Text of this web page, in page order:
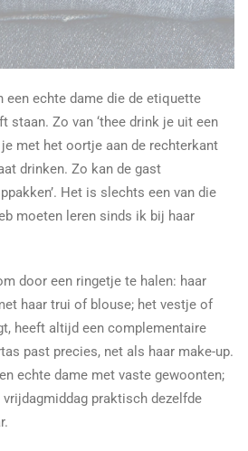
een echte dame die de etiquette
staan. Zo van ‘thee drink je uit een
met het oortje aan de rechterkant
drinken. Zo kan de gast
Het is slechts een van die
moeten leren sinds ik bij haar
door een ringetje te halen: haar
haar trui of blouse; het vestje of
heeft altijd een complementaire
past precies, net als haar make-up.
echte dame met vaste gewoonten;
praktisch dezelfde